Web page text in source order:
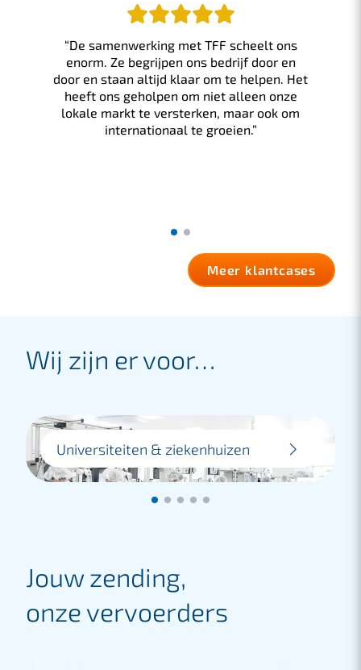
“De samenwerking met TFF scheelt ons
enorm. Ze begrijpen ons bedrijf door en
door en staan altijd klaar om te helpen. Het
heeft ons geholpen om niet alleen onze
lokale markt te versterken, maar ook om
internationaal te groeien.”
Meer klantcases
Wij zijn er voor…
Universiteiten & ziekenhuizen
Wij helpen universiteiten met logistieke
oplossingen voor academische
Jouw zending,
onze vervoerders